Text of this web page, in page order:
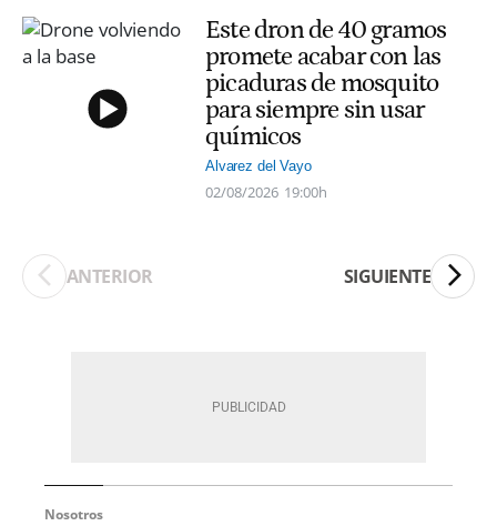
Este dron de 40 gramos
promete acabar con las
picaduras de mosquito
para siempre sin usar
químicos
Alvarez del Vayo
02/08/2026 19:00h
ANTERIOR SIGUIENTE
Nosotros